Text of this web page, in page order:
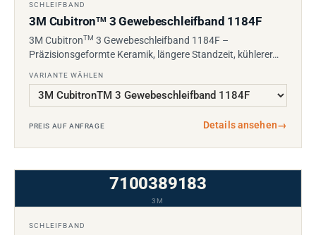
SCHLEIFBAND
3M CubitronTM3 Gewebeschleifband 1184F
3M CubitronTM 3 Gewebeschleifband 1184F –
Präzisionsgeformte Keramik, längere Standzeit, kühlerer…
VARIANTE WÄHLEN
PREIS AUF ANFRAGE Details ansehen→
7100389183
3M
SCHLEIFBAND